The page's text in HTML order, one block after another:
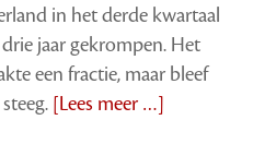
in het derde kwartaal
jaar gekrompen. Het
een fractie, maar bleef
[Lees meer …]